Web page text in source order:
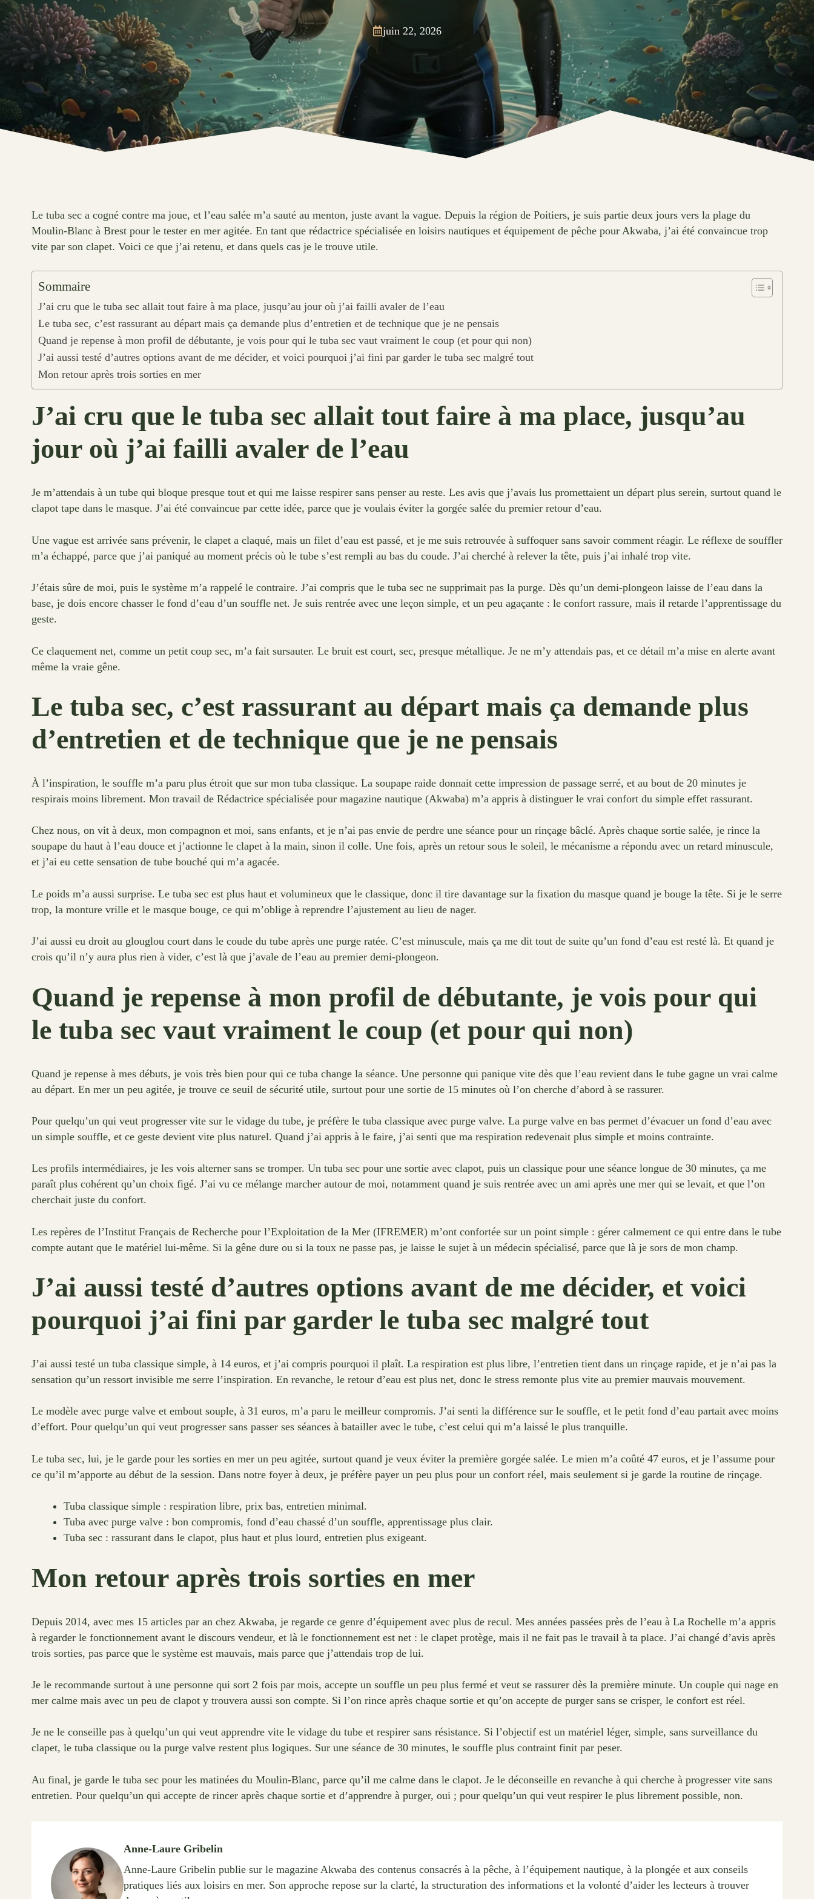
juin 22, 2026
Le tuba sec a cogné contre ma joue, et l’eau salée m’a sauté au menton, juste avant la vague. Depuis la région de Poitiers, je suis partie deux jours vers la plage du
Moulin-Blanc à Brest pour le tester en mer agitée. En tant que rédactrice spécialisée en loisirs nautiques et équipement de pêche pour Akwaba, j’ai été convaincue trop
vite par son clapet. Voici ce que j’ai retenu, et dans quels cas je le trouve utile.
Sommaire
J’ai cru que le tuba sec allait tout faire à ma place, jusqu’au jour où j’ai failli avaler de l’eau
Le tuba sec, c’est rassurant au départ mais ça demande plus d’entretien et de technique que je ne pensais
Quand je repense à mon profil de débutante, je vois pour qui le tuba sec vaut vraiment le coup (et pour qui non)
J’ai aussi testé d’autres options avant de me décider, et voici pourquoi j’ai fini par garder le tuba sec malgré tout
Mon retour après trois sorties en mer
J’ai cru que le tuba sec allait tout faire à ma place, jusqu’au
jour où j’ai failli avaler de l’eau
Je m’attendais à un tube qui bloque presque tout et qui me laisse respirer sans penser au reste. Les avis que j’avais lus promettaient un départ plus serein, surtout quand le
clapot tape dans le masque. J’ai été convaincue par cette idée, parce que je voulais éviter la gorgée salée du premier retour d’eau.
Une vague est arrivée sans prévenir, le clapet a claqué, mais un filet d’eau est passé, et je me suis retrouvée à suffoquer sans savoir comment réagir. Le réflexe de souffler
m’a échappé, parce que j’ai paniqué au moment précis où le tube s’est rempli au bas du coude. J’ai cherché à relever la tête, puis j’ai inhalé trop vite.
J’étais sûre de moi, puis le système m’a rappelé le contraire. J’ai compris que le tuba sec ne supprimait pas la purge. Dès qu’un demi-plongeon laisse de l’eau dans la
base, je dois encore chasser le fond d’eau d’un souffle net. Je suis rentrée avec une leçon simple, et un peu agaçante : le confort rassure, mais il retarde l’apprentissage du
geste.
Ce claquement net, comme un petit coup sec, m’a fait sursauter. Le bruit est court, sec, presque métallique. Je ne m’y attendais pas, et ce détail m’a mise en alerte avant
même la vraie gêne.
Le tuba sec, c’est rassurant au départ mais ça demande plus
d’entretien et de technique que je ne pensais
À l’inspiration, le souffle m’a paru plus étroit que sur mon tuba classique. La soupape raide donnait cette impression de passage serré, et au bout de 20 minutes je
respirais moins librement. Mon travail de Rédactrice spécialisée pour magazine nautique (Akwaba) m’a appris à distinguer le vrai confort du simple effet rassurant.
Chez nous, on vit à deux, mon compagnon et moi, sans enfants, et je n’ai pas envie de perdre une séance pour un rinçage bâclé. Après chaque sortie salée, je rince la
soupape du haut à l’eau douce et j’actionne le clapet à la main, sinon il colle. Une fois, après un retour sous le soleil, le mécanisme a répondu avec un retard minuscule,
et j’ai eu cette sensation de tube bouché qui m’a agacée.
Le poids m’a aussi surprise. Le tuba sec est plus haut et volumineux que le classique, donc il tire davantage sur la fixation du masque quand je bouge la tête. Si je le serre
trop, la monture vrille et le masque bouge, ce qui m’oblige à reprendre l’ajustement au lieu de nager.
J’ai aussi eu droit au glouglou court dans le coude du tube après une purge ratée. C’est minuscule, mais ça me dit tout de suite qu’un fond d’eau est resté là. Et quand je
crois qu’il n’y aura plus rien à vider, c’est là que j’avale de l’eau au premier demi-plongeon.
Quand je repense à mon profil de débutante, je vois pour qui
le tuba sec vaut vraiment le coup (et pour qui non)
Quand je repense à mes débuts, je vois très bien pour qui ce tuba change la séance. Une personne qui panique vite dès que l’eau revient dans le tube gagne un vrai calme
au départ. En mer un peu agitée, je trouve ce seuil de sécurité utile, surtout pour une sortie de 15 minutes où l’on cherche d’abord à se rassurer.
Pour quelqu’un qui veut progresser vite sur le vidage du tube, je préfère le tuba classique avec purge valve. La purge valve en bas permet d’évacuer un fond d’eau avec
un simple souffle, et ce geste devient vite plus naturel. Quand j’ai appris à le faire, j’ai senti que ma respiration redevenait plus simple et moins contrainte.
Les profils intermédiaires, je les vois alterner sans se tromper. Un tuba sec pour une sortie avec clapot, puis un classique pour une séance longue de 30 minutes, ça me
paraît plus cohérent qu’un choix figé. J’ai vu ce mélange marcher autour de moi, notamment quand je suis rentrée avec un ami après une mer qui se levait, et que l’on
cherchait juste du confort.
Les repères de l’Institut Français de Recherche pour l’Exploitation de la Mer (IFREMER) m’ont confortée sur un point simple : gérer calmement ce qui entre dans le tube
compte autant que le matériel lui-même. Si la gêne dure ou si la toux ne passe pas, je laisse le sujet à un médecin spécialisé, parce que là je sors de mon champ.
J’ai aussi testé d’autres options avant de me décider, et voici
pourquoi j’ai fini par garder le tuba sec malgré tout
J’ai aussi testé un tuba classique simple, à 14 euros, et j’ai compris pourquoi il plaît. La respiration est plus libre, l’entretien tient dans un rinçage rapide, et je n’ai pas la
sensation qu’un ressort invisible me serre l’inspiration. En revanche, le retour d’eau est plus net, donc le stress remonte plus vite au premier mauvais mouvement.
Le modèle avec purge valve et embout souple, à 31 euros, m’a paru le meilleur compromis. J’ai senti la différence sur le souffle, et le petit fond d’eau partait avec moins
d’effort. Pour quelqu’un qui veut progresser sans passer ses séances à batailler avec le tube, c’est celui qui m’a laissé le plus tranquille.
Le tuba sec, lui, je le garde pour les sorties en mer un peu agitée, surtout quand je veux éviter la première gorgée salée. Le mien m’a coûté 47 euros, et je l’assume pour
ce qu’il m’apporte au début de la session. Dans notre foyer à deux, je préfère payer un peu plus pour un confort réel, mais seulement si je garde la routine de rinçage.
Tuba classique simple : respiration libre, prix bas, entretien minimal.
Tuba avec purge valve : bon compromis, fond d’eau chassé d’un souffle, apprentissage plus clair.
Tuba sec : rassurant dans le clapot, plus haut et plus lourd, entretien plus exigeant.
Mon retour après trois sorties en mer
Depuis 2014, avec mes 15 articles par an chez Akwaba, je regarde ce genre d’équipement avec plus de recul. Mes années passées près de l’eau à La Rochelle m’a appris
à regarder le fonctionnement avant le discours vendeur, et là le fonctionnement est net : le clapet protège, mais il ne fait pas le travail à ta place. J’ai changé d’avis après
trois sorties, pas parce que le système est mauvais, mais parce que j’attendais trop de lui.
Je le recommande surtout à une personne qui sort 2 fois par mois, accepte un souffle un peu plus fermé et veut se rassurer dès la première minute. Un couple qui nage en
mer calme mais avec un peu de clapot y trouvera aussi son compte. Si l’on rince après chaque sortie et qu’on accepte de purger sans se crisper, le confort est réel.
Je ne le conseille pas à quelqu’un qui veut apprendre vite le vidage du tube et respirer sans résistance. Si l’objectif est un matériel léger, simple, sans surveillance du
clapet, le tuba classique ou la purge valve restent plus logiques. Sur une séance de 30 minutes, le souffle plus contraint finit par peser.
Au final, je garde le tuba sec pour les matinées du Moulin-Blanc, parce qu’il me calme dans le clapot. Je le déconseille en revanche à qui cherche à progresser vite sans
entretien. Pour quelqu’un qui accepte de rincer après chaque sortie et d’apprendre à purger, oui ; pour quelqu’un qui veut respirer le plus librement possible, non.
Anne-Laure Gribelin
Anne-Laure Gribelin publie sur le magazine Akwaba des contenus consacrés à la pêche, à l’équipement nautique, à la plongée et aux conseils
pratiques liés aux loisirs en mer. Son approche repose sur la clarté, la structuration des informations et la volonté d’aider les lecteurs à trouver